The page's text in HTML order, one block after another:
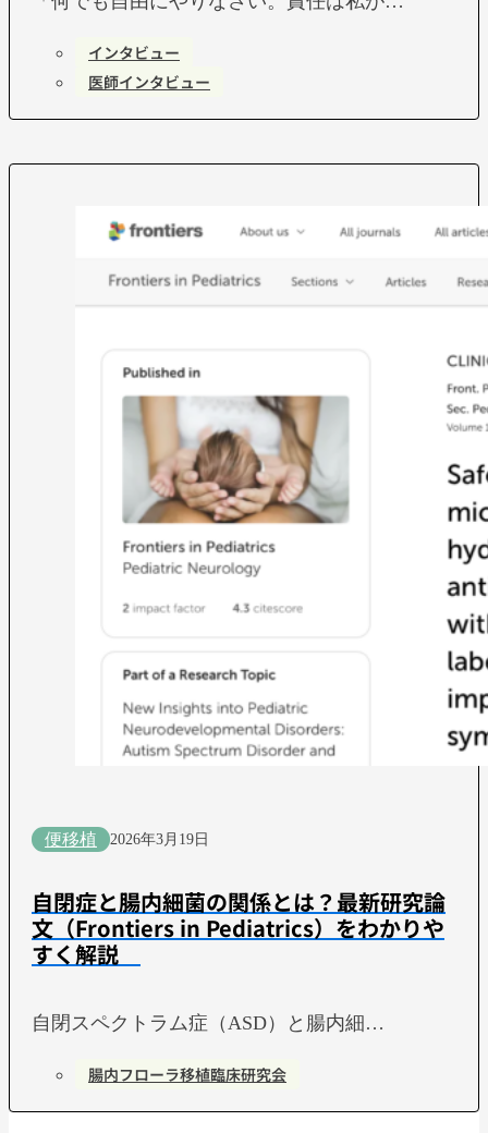
インタビュー
医師インタビュー
便移植 2026年3月19日
自閉症と腸内細菌の関係とは？最新研究論
文（Frontiers in Pediatrics）をわかりや
すく解説
自閉スペクトラム症（ASD）と腸内細…
腸内フローラ移植臨床研究会